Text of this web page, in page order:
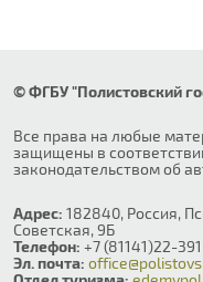
© ФГБУ "Полистовский
Все права на любые
защищены в
законодательством об
Адрес: 182840, Россия,
Советская, 9Б
Телефон: +7 (81141)22-391
Эл. почта: